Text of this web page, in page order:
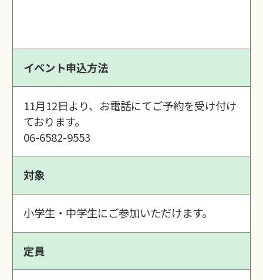
イベント申込方法
11月12日より、お電話にてご予約を受け付け
ております。
06-6582-9553
対象
小学生・中学生にご参加いただけます。
定員